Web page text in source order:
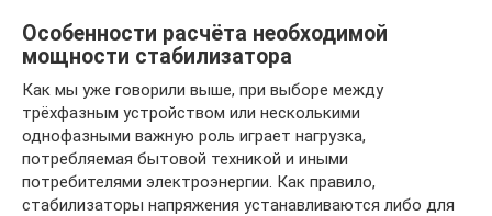
Особенности расчёта необходимой
мощности стабилизатора
Как мы уже говорили выше, при выборе между
трёхфазным устройством или несколькими
однофазными важную роль играет нагрузка,
потребляемая бытовой техникой и иными
потребителями электроэнергии. Как правило,
стабилизаторы напряжения устанавливаются либо для